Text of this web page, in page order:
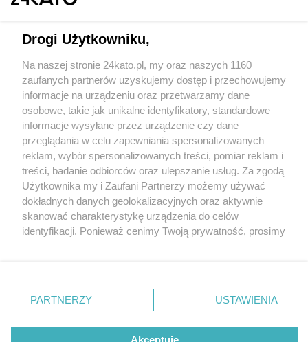
2 / 0
Wydawca mediów lokalnych
Nie zapomnij
zapoznać się z:
polityką prywatności regulamin korzystania z portali
Twojemiasto
Piekary Śląskie
Chorzów
Tarnowskie Góry
Gliwice
Skontakuj sięz nami
Kontakt
Wydawca
Redakcja
Drogi Użytkowniku,
Na naszej stronie 24kato.pl, my oraz naszych 1160
zaufanych partnerów uzyskujemy dostęp i przechowujemy
informacje na urządzeniu oraz przetwarzamy dane
osobowe, takie jak unikalne identyfikatory, standardowe
informacje wysyłane przez urządzenie czy dane
przeglądania w celu zapewniania spersonalizowanych
reklam, wybór spersonalizowanych treści, pomiar reklam i
treści, badanie odbiorców oraz ulepszanie usług. Za zgodą
Użytkownika my i Zaufani Partnerzy możemy używać
dokładnych danych geolokalizacyjnych oraz aktywnie
skanować charakterystykę urządzenia do celów
identyfikacji. Ponieważ cenimy Twoją prywatność, prosimy
prywatności znajdujący się w lewym dolnym rogu strony
. Niektóre rodzaje przetwarzania danych nie wymagają
zgody użytkownika, ale masz prawo sprzeciwić się
takiemu przetwarzaniu. Preferencje będą miały
PARTNERZY USTAWIENIA
Akceptuję